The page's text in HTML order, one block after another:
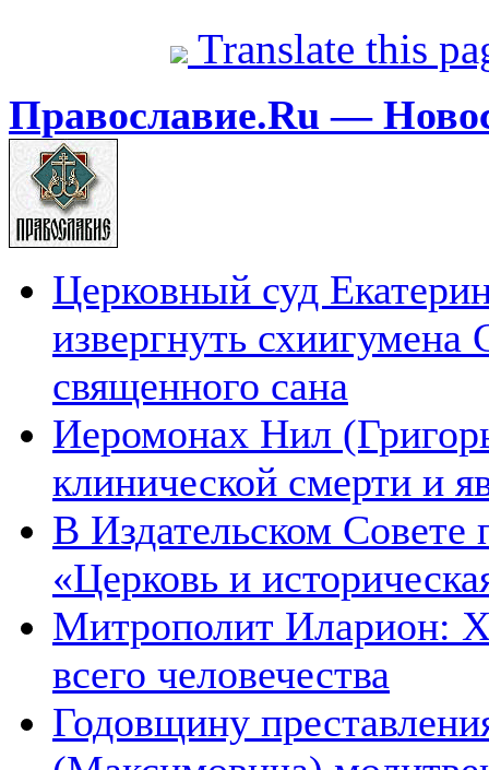
Translate this
Православие.Ru —
Церковный суд
извергнуть схиигумена
священного сана
Иеромонах Нил
клинической смерти и
В Издательском Совете
«Церковь и
Митрополит Иларион:
всего человечества
Годовщину